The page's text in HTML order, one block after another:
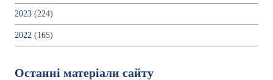
2023 (224)
2022 (165)
Останні матеріали сайту